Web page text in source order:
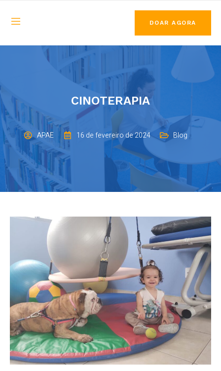
DOAR AGORA
CINOTERAPIA
APAE 16 de fevereiro de 2024 Blog